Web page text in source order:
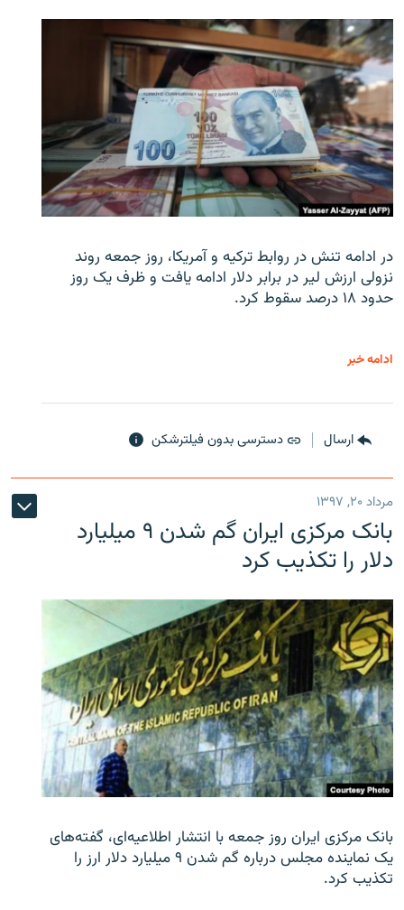
در ادامه تنش در روابط ترکیه و آمریکا، روز جمعه روند
نزولی ارزش لیر در برابر دلار ادامه یافت و ظرف یک روز
حدود ۱۸ درصد سقوط کرد.
ادامه خبر
ارسال دسترسی بدون فیلترشکن
مرداد ۲۰, ۱۳۹۷
بانک مرکزی ایران گم شدن ۹ میلیارد
دلار را تکذیب کرد
بانک مرکزی ایران روز جمعه با انتشار اطلاعیه‌ای، گفته‌های
یک نماینده مجلس درباره گم شدن ۹ میلیارد دلار ارز را
تکذیب کرد.